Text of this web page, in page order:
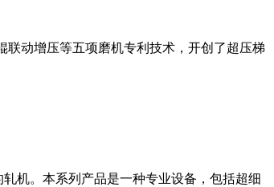
动增压等五项磨机专利技术，开创了超压梯
机。本系列产品是一种专业设备，包括超细